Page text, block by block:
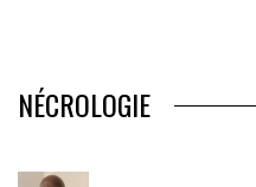
NÉCROLOGIE